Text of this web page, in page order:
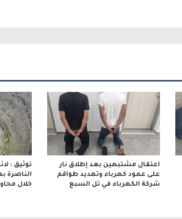
اعتقال مشتبهين بعد إطلاق نار
على عمود كهرباء وتهديد طواقم
شركة الكهرباء في تل السبع
توثيق :
خلال